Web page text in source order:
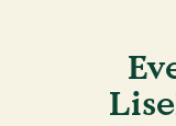
Tips! Biljetten
nöjesparken är